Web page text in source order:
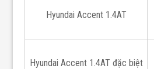
Hyundai Accent 1.4AT
Hyundai Accent 1.4AT đặc biệt